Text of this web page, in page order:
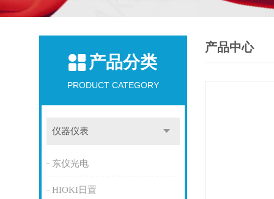
产品分类
PRODUCT CATEGORY
仪器仪表
东仪光电
HIOKI日置
产品中心